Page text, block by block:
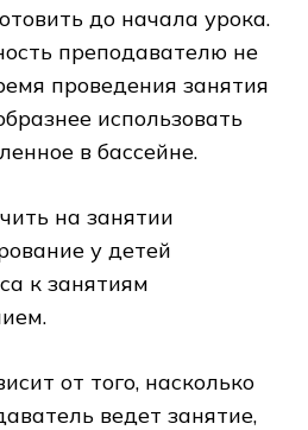
до начала урока.
преподавателю не
проведения занятия
использовать
в бассейне.
на занятии
у детей
к занятиям
от того, насколько
ведет занятие,